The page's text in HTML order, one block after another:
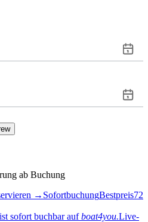
ab Buchung
→ SofortbuchungBestpreis72
sofort buchbar auf boat4you.Live-